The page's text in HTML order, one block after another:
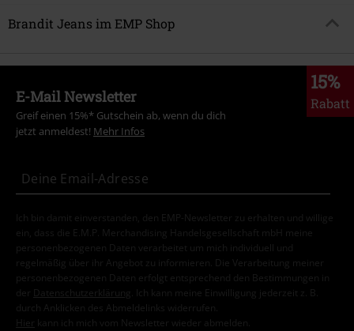
Brandit Jeans im EMP Shop
15%
Rabatt
E-Mail Newsletter
Greif einen 15%* Gutschein ab, wenn du dich
jetzt anmeldest! Mehr Infos
Ich bin damit einverstanden, den EMP-Newsletter zu erhalten und willige
ein, dass die E.M.P. Merchandising Handelsgesellschaft mbH meine
personenbezogenen Daten verarbeitet um mich individuell und
regelmäßig über ihr Angebot zu informieren. Die Verarbeitung meiner
personenbezogenen Daten erfolgt entsprechend den Bestimmungen in
der
Datenschutzerklärung
. Ich kann meine Einwilligung jederzeit z. B.
durch Anklicken des Abmeldelinks widerrufen.
Hier kann ich mich vom Newsletter wieder abmelden.